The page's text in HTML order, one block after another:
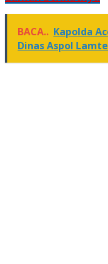
BACA.. Kapolda
Dinas Aspol